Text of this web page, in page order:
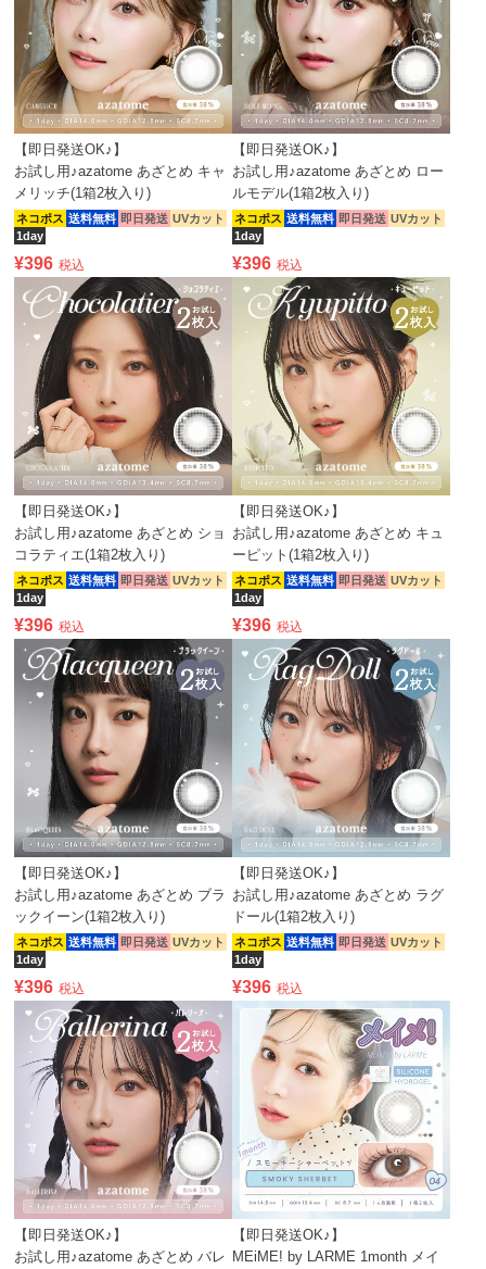
【即日発送OK♪】
お試し用♪azatome あざとめ キャ
メリッチ(1箱2枚入り)
ネコポス 送料無料 即日発送 UVカット
1day
¥396 税込
【即日発送OK♪】
お試し用♪azatome あざとめ ロー
ルモデル(1箱2枚入り)
ネコポス 送料無料 即日発送 UVカット
1day
¥396 税込
【即日発送OK♪】
お試し用♪azatome あざとめ ショ
コラティエ(1箱2枚入り)
ネコポス 送料無料 即日発送 UVカット
1day
¥396 税込
【即日発送OK♪】
お試し用♪azatome あざとめ キュ
ーピット(1箱2枚入り)
ネコポス 送料無料 即日発送 UVカット
1day
¥396 税込
【即日発送OK♪】
お試し用♪azatome あざとめ ブラ
ックイーン(1箱2枚入り)
ネコポス 送料無料 即日発送 UVカット
1day
¥396 税込
【即日発送OK♪】
お試し用♪azatome あざとめ ラグ
ドール(1箱2枚入り)
ネコポス 送料無料 即日発送 UVカット
1day
¥396 税込
【即日発送OK♪】
お試し用♪azatome あざとめ バレ
【即日発送OK♪】
MEiME! by LARME 1month メイ